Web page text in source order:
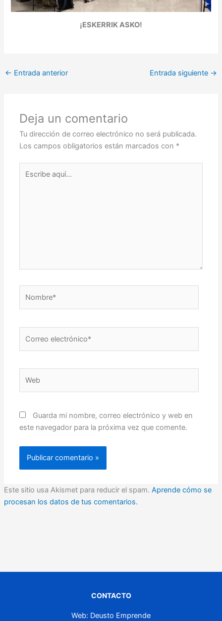
¡ESKERRIK ASKO!
← Entrada anterior Entrada siguiente →
Deja un comentario
Tu dirección de correo electrónico no será publicada.
Los campos obligatorios están marcados con *
electrónico*
Guarda mi nombre, correo electrónico y web en
este navegador para la próxima vez que comente.
Este sitio usa Akismet para reducir el spam. Aprende cómo se
procesan los datos de tus comentarios.
CONTACTO
Web: Deusto Emprende